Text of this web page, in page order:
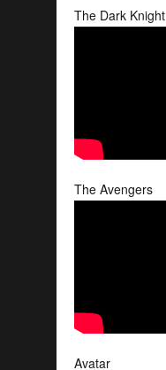
The Dark Knight
The Avengers
Avatar